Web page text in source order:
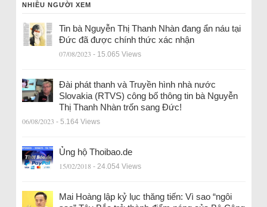
NHIỀU NGƯỜI XEM
Tin bà Nguyễn Thị Thanh Nhàn đang ẩn náu tại
Đức đã được chính thức xác nhận
07/08/2023 - 15.065 Views
Đài phát thanh và Truyền hình nhà nước
Slovakia (RTVS) công bố thông tin bà Nguyễn
Thị Thanh Nhàn trốn sang Đức!
06/08/2023 - 5.164 Views
Ủng hộ Thoibao.de
15/02/2018 - 24.054 Views
Mai Hoàng lập kỷ lục thăng tiến: Vì sao “ngôi